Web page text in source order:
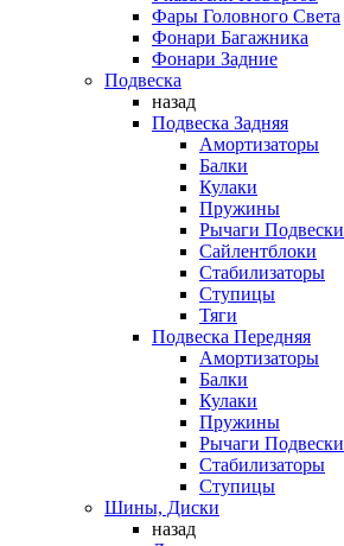
Фары Головного Света
Фонари Багажника
Фонари Задние
Подвеска
назад
Подвеска Задняя
Амортизаторы
Балки
Кулаки
Пружины
Рычаги Подвески
Сайлентблоки
Стабилизаторы
Ступицы
Тяги
Подвеска Передняя
Амортизаторы
Балки
Кулаки
Пружины
Рычаги Подвески
Стабилизаторы
Ступицы
Шины, Диски
назад